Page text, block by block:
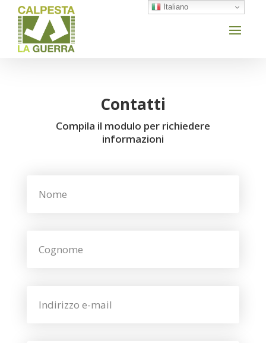
Contatti
Compila il modulo per richiedere
informazioni
Italiano